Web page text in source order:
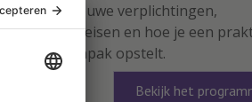
leer je de nieuwe verplichtingen,
rapportage-eisen en hoe je een
plan van aanpak opstelt.
Bekijk het